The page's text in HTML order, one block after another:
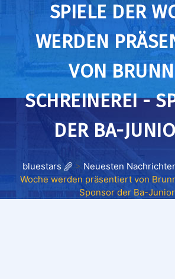
SPIELE DER
WERDEN
VON
SCHREINEREI -
DER BA-
bluestars > Neuesten
Woche werden präsentiert von
Sponsor der Ba-